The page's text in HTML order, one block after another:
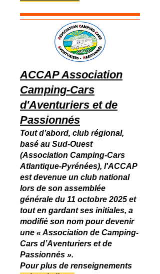
ACCAP Association
Camping-Cars
d'Aventuriers et de
Passionnés
Tout d’abord, club régional,
basé au Sud-Ouest
(Association Camping-Cars
Atlantique-Pyrénées), l'ACCAP
est devenue un club national
lors de son assemblée
générale du 11 octobre 2025 et
tout en gardant ses initiales, a
modifié son nom pour devenir
une « Association de Camping-
Cars d’Aventuriers et de
Passionnés ».
Pour plus de renseignements